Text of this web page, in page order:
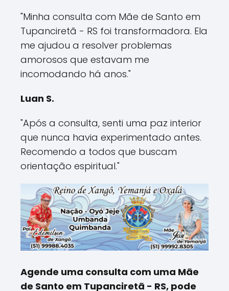
"Minha consulta com Mãe de Santo em
Tupanciretã - RS foi transformadora. Ela
me ajudou a resolver problemas
amorosos que estavam me
incomodando há anos."
Luan S.
"Após a consulta, senti uma paz interior
que nunca havia experimentado antes.
Recomendo a todos que buscam
orientação espiritual."
Agende uma consulta com uma Mãe
de Santo em Tupanciretã - RS, pode